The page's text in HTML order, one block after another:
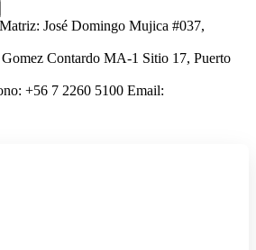
José Domingo Mujica #037,
Contardo MA-1 Sitio 17, Puerto
+56 7 2260 5100 Email: